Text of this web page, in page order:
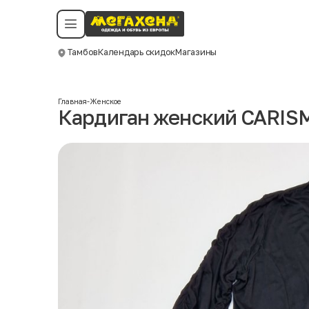
ТамбовКалендарь скидокМагазины
Политика конфиденциальности
©️ Мегахенд 2026. Все права защищены.
Смотреть все даты
Главная-Женское
Кардиган женский